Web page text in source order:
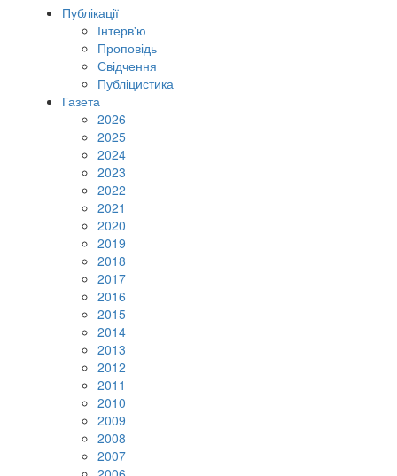
Публікації
Інтерв'ю
Проповідь
Свідчення
Публіцистика
Газета
2026
2025
2024
2023
2022
2021
2020
2019
2018
2017
2016
2015
2014
2013
2012
2011
2010
2009
2008
2007